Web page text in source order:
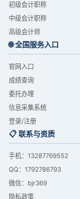
初级会计职称
中级会计职称
高级会计师
🌐 全国服务入口
官网入口
成绩查询
委托办理
信息采集系统
登录/注册
📋 联系与资质
手机： 13287769552
QQ：1792786793
微信：bjr369
隐私政策